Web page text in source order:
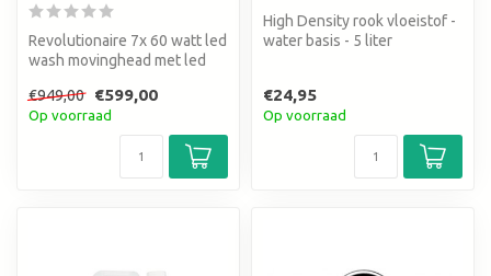
Revolutionaire 7x 60 watt led
wash movinghead met led
€949,00
€599,00
Op voorraad
High Density rook vloeistof -
water basis - 5 liter
€24,95
Op voorraad